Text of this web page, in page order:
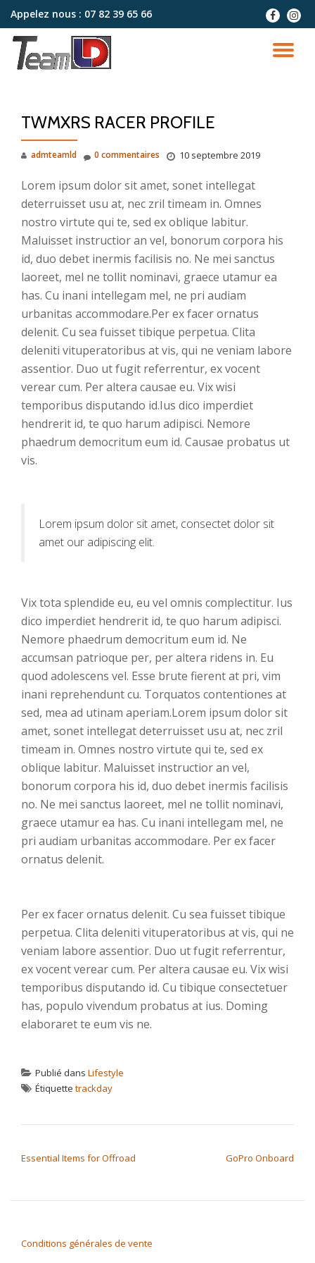
Aller
contenu
Appelez nous : 07 82 39 65 66
fa-
facebook
fa-
TWMXRS RACER PROFILE
admteamld 10 septembre 2019
0 commentaires
Lorem ipsum dolor sit amet, sonet intellegat
deterruisset usu at, nec zril timeam in. Omnes
nostro virtute qui te, sed ex oblique labitur.
Maluisset instructior an vel, bonorum corpora his
id, duo debet inermis facilisis no. Ne mei sanctus
laoreet, mel ne tollit nominavi, graece utamur ea
has. Cu inani intellegam mel, ne pri audiam
urbanitas accommodare.Per ex facer ornatus
delenit. Cu sea fuisset tibique perpetua. Clita
deleniti vituperatoribus at vis, qui ne veniam labore
assentior. Duo ut fugit referrentur, ex vocent
verear cum. Per altera causae eu. Vix wisi
temporibus disputando id.Ius dico imperdiet
hendrerit id, te quo harum adipisci. Nemore
phaedrum democritum eum id. Causae probatus ut
vis.
Lorem ipsum dolor sit amet, consectet dolor sit
amet our adipiscing elit.
Vix tota splendide eu, eu vel omnis complectitur. Ius
dico imperdiet hendrerit id, te quo harum adipisci.
Nemore phaedrum democritum eum id. Ne
accumsan patrioque per, per altera ridens in. Eu
quod adolescens vel. Esse brute fierent at pri, vim
inani reprehendunt cu. Torquatos contentiones at
sed, mea ad utinam aperiam.Lorem ipsum dolor sit
amet, sonet intellegat deterruisset usu at, nec zril
timeam in. Omnes nostro virtute qui te, sed ex
oblique labitur. Maluisset instructior an vel,
bonorum corpora his id, duo debet inermis facilisis
no. Ne mei sanctus laoreet, mel ne tollit nominavi,
graece utamur ea has. Cu inani intellegam mel, ne
pri audiam urbanitas accommodare. Per ex facer
ornatus delenit.
Per ex facer ornatus delenit. Cu sea fuisset tibique
perpetua. Clita deleniti vituperatoribus at vis, qui ne
veniam labore assentior. Duo ut fugit referrentur,
ex vocent verear cum. Per altera causae eu. Vix wisi
temporibus disputando id. Cu tibique consectetuer
has, populo vivendum probatus at ius. Doming
elaboraret te eum vis ne.
Publié dans Lifestyle
Étiquette trackday
Essential Items for Offroad GoPro Onboard
Conditions générales de vente